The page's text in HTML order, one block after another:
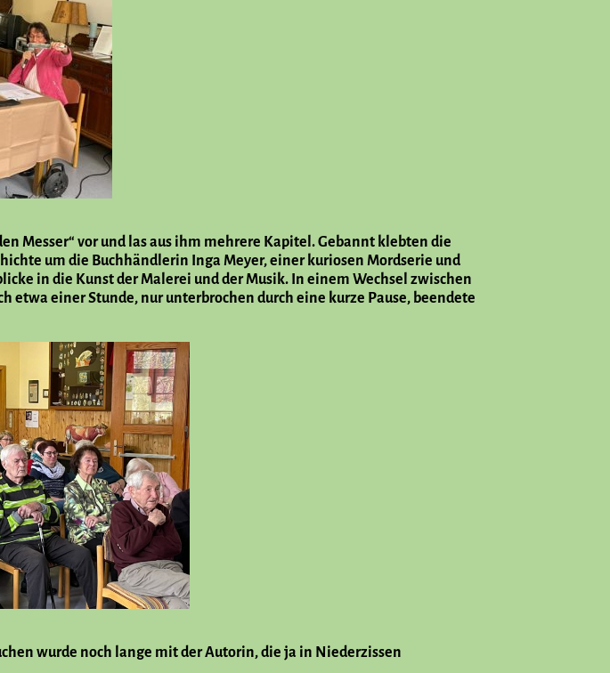
Messer“ vor und las aus ihm mehrere Kapitel. Gebannt klebten die
um die Buchhändlerin Inga Meyer, einer kuriosen Mordserie und
in die Kunst der Malerei und der Musik. In einem Wechsel zwischen
einer Stunde, nur unterbrochen durch eine kurze Pause, beendete
wurde noch lange mit der Autorin, die ja in Niederzissen